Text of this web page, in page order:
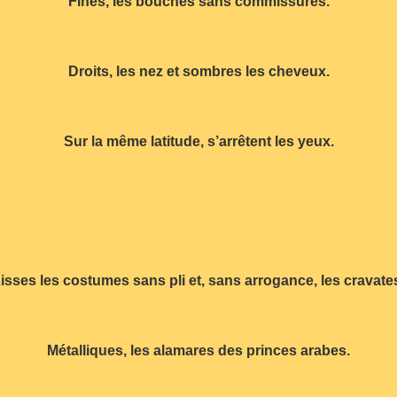
Droits, les nez et sombres les cheveux.
Sur la même latitude, s’arrêtent les yeux.
les costumes sans pli et, sans arrogance, les
Métalliques, les alamares des princes arabes.